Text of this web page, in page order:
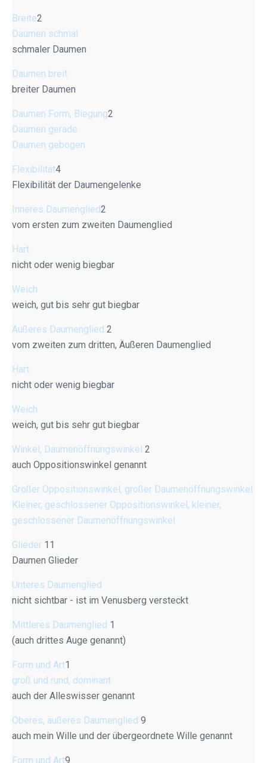
Breite2
Daumen schmal
schmaler Daumen
Daumen breit
breiter Daumen
Daumen Form, Biegung2
Daumen gerade
Daumen gebogen
Flexibilität4
Flexibilität der Daumengelenke
Inneres Daumenglied2
vom ersten zum zweiten Daumenglied
Hart
nicht oder wenig biegbar
Weich
weich, gut bis sehr gut biegbar
Äußeres Daumenglied 2
vom zweiten zum dritten, Äußeren Daumenglied
Hart
nicht oder wenig biegbar
Weich
weich, gut bis sehr gut biegbar
Winkel, Daumenöffnungswinkel 2
auch Oppositionswinkel genannt
Großer Oppositionswinkel, großer Daumenöffnungswinkel
Kleiner, geschlossener Oppositionswinkel, kleiner,
geschlossener Daumenöffnungswinkel
Glieder 11
Daumen Glieder
Unteres Daumenglied
nicht sichtbar - ist im Venusberg versteckt
Mittleres Daumenglied 1
(auch drittes Auge genannt)
Form und Art1
groß und rund, dominant
auch der Alleswisser genannt
Oberes, äußeres Daumenglied 9
auch mein Wille und der übergeordnete Wille genannt
Form und Art9